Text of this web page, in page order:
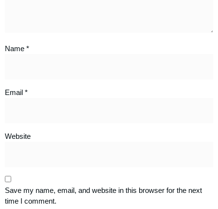
Name *
Email *
Website
Save my name, email, and website in this browser for the next
time I comment.